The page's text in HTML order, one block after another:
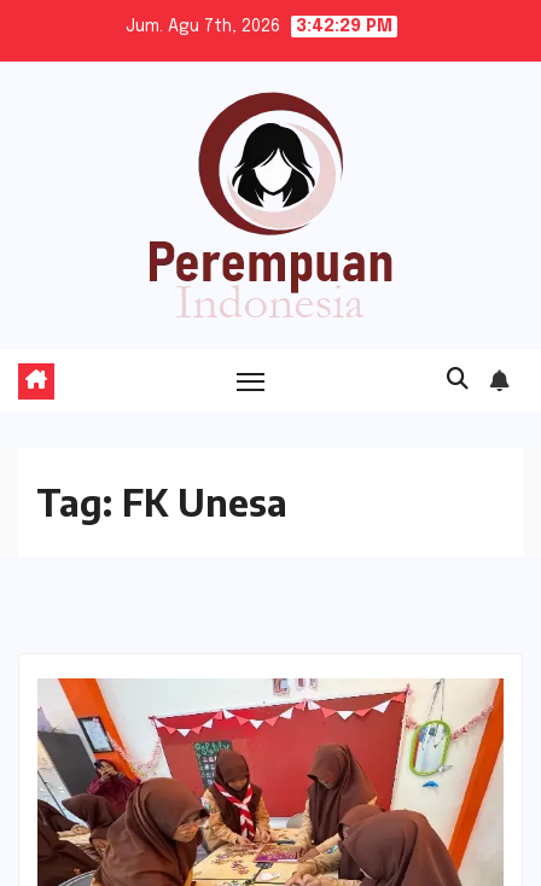
Jum. Agu 7th, 2026 3:42:29 PM
Tag: FK Unesa